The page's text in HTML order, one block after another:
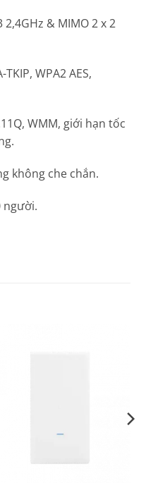
& MIMO 2 x 2
WPA2 AES,
WMM, giới hạn tốc
không che chắn.
người.